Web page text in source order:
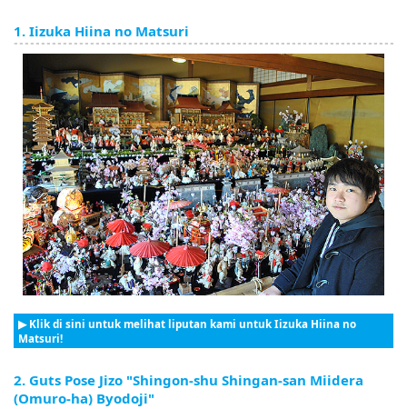
1. Iizuka Hiina no Matsuri
▶ Klik di sini untuk melihat liputan kami untuk Iizuka Hiina no
Matsuri!
2. Guts Pose Jizo "Shingon-shu Shingan-san Miidera
(Omuro-ha) Byodoji"